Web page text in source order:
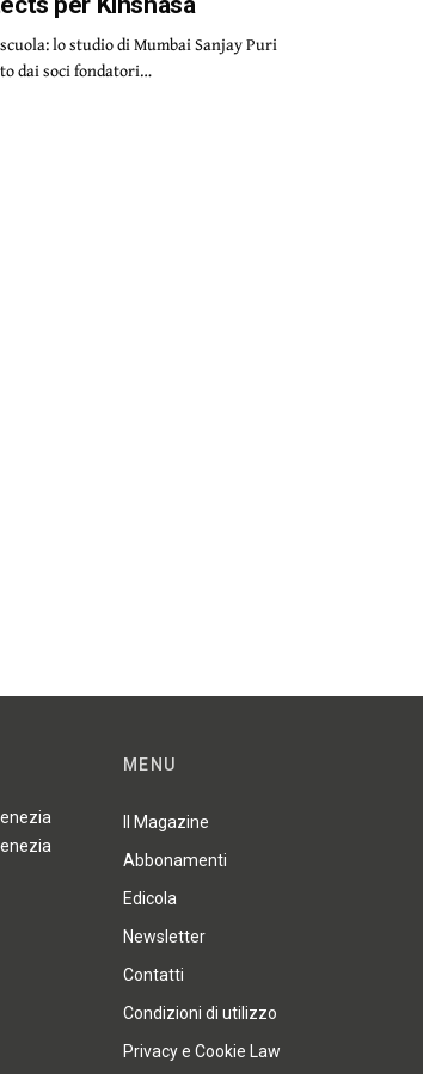
lo studio di Mumbai Sanjay Puri
dai soci fondatori…
MENU
Il Magazine
Abbonamenti
Edicola
Newsletter
Contatti
Condizioni di utilizzo
Privacy e Cookie Law